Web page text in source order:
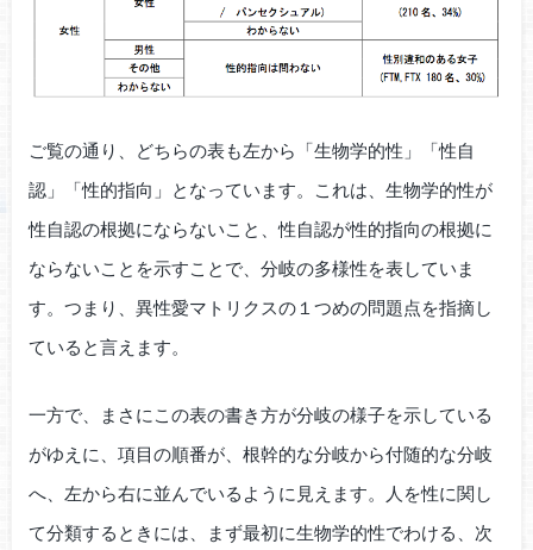
ご覧の通り、どちらの表も左から「生物学的性」「性自
認」「性的指向」となっています。これは、生物学的性が
性自認の根拠にならないこと、性自認が性的指向の根拠に
ならないことを示すことで、分岐の多様性を表していま
す。つまり、異性愛マトリクスの１つめの問題点を指摘し
ていると言えます。
一方で、まさにこの表の書き方が分岐の様子を示している
がゆえに、項目の順番が、根幹的な分岐から付随的な分岐
へ、左から右に並んでいるように見えます。人を性に関し
て分類するときには、まず最初に生物学的性でわける、次